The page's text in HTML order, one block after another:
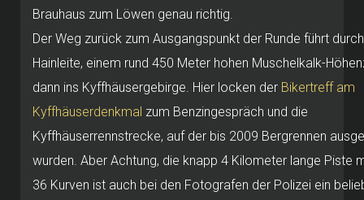
Brauhaus zum Löwen genau richtig.
Der Weg zurück zum Ausgangspunkt der Runde führt
Hainleite, einem rund 450 Meter hohen Muschelkalk-
dann ins Kyffhäusergebirge. Hier locken der Bikertreff am
Kyffhäuserdenkmal zum Benzingespräch und die
Kyffhäuserrennstrecke, auf der bis 2009 Bergrennen
wurden. Aber Achtung, die knapp 4 Kilometer lange Piste
36 Kurven ist auch bei den Fotografen der Polizei ein